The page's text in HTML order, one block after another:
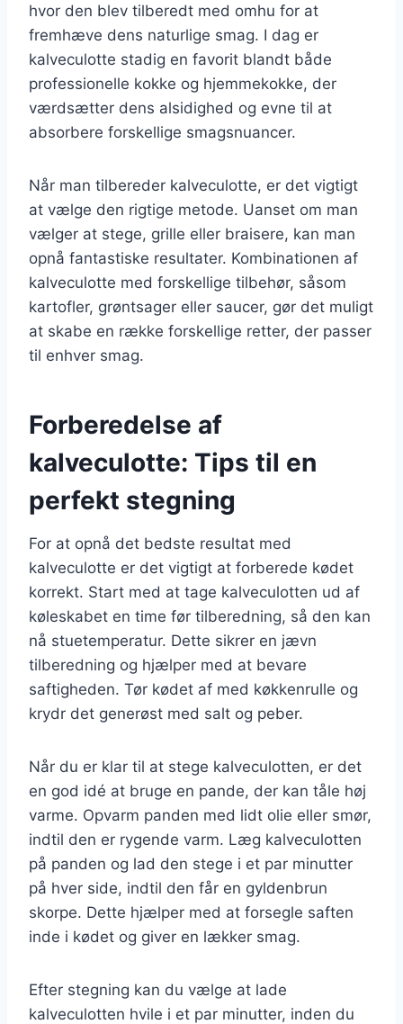
hvor den blev tilberedt med omhu for at
fremhæve dens naturlige smag. I dag er
kalveculotte stadig en favorit blandt både
professionelle kokke og hjemmekokke, der
værdsætter dens alsidighed og evne til at
absorbere forskellige smagsnuancer.
Når man tilbereder kalveculotte, er det vigtigt
at vælge den rigtige metode. Uanset om man
vælger at stege, grille eller braisere, kan man
opnå fantastiske resultater. Kombinationen af
kalveculotte med forskellige tilbehør, såsom
kartofler, grøntsager eller saucer, gør det muligt
at skabe en række forskellige retter, der passer
til enhver smag.
Forberedelse af
kalveculotte: Tips til en
perfekt stegning
For at opnå det bedste resultat med
kalveculotte er det vigtigt at forberede kødet
korrekt. Start med at tage kalveculotten ud af
køleskabet en time før tilberedning, så den kan
nå stuetemperatur. Dette sikrer en jævn
tilberedning og hjælper med at bevare
saftigheden. Tør kødet af med køkkenrulle og
krydr det generøst med salt og peber.
Når du er klar til at stege kalveculotten, er det
en god idé at bruge en pande, der kan tåle høj
varme. Opvarm panden med lidt olie eller smør,
indtil den er rygende varm. Læg kalveculotten
på panden og lad den stege i et par minutter
på hver side, indtil den får en gyldenbrun
skorpe. Dette hjælper med at forsegle saften
inde i kødet og giver en lækker smag.
Efter stegning kan du vælge at lade
kalveculotten hvile i et par minutter, inden du